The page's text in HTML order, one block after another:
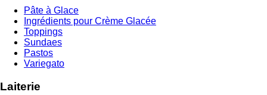
Pâte à Glace
Ingrédients pour Crème Glacée
Toppings
Sundaes
Pastos
Variegato
Laiterie